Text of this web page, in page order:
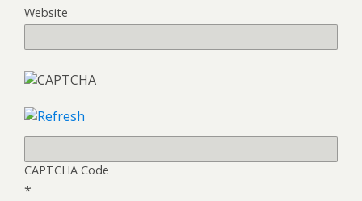
Website
CAPTCHA Code
*